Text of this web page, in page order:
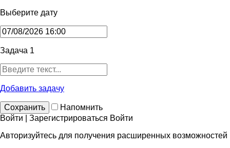
Выберите дату
Задача 1
Добавить задачу
Сохранить
Напомнить
Войти | Зарегистрироваться Войти
Авторизуйтесь для получения расширенных возможностей